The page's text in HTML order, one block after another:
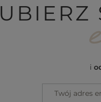
UBIERZ
i
Twój adres